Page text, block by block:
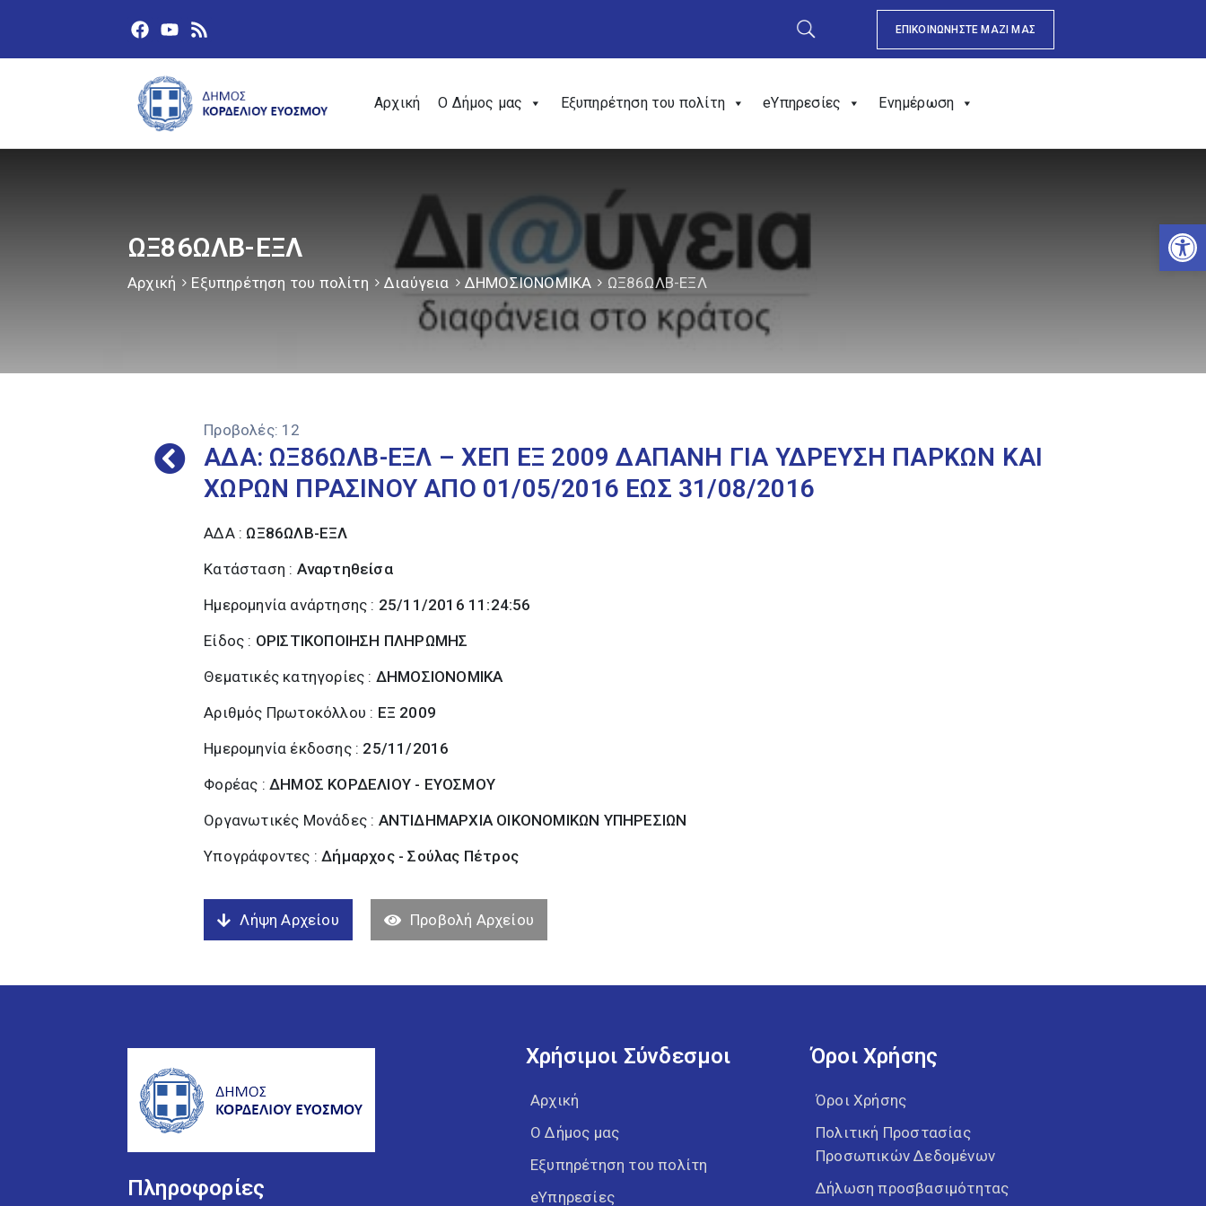
ΕΠΙΚΟΙΝΩΝΗΣΤΕ ΜΑΖΙ ΜΑΣ
Αρχική Ο Δήμος μας Εξυπηρέτηση του πολίτη eΥπηρεσίες Ενημέρωση
ΩΞ86ΩΛΒ-ΕΞΛ
Αρχική Εξυπηρέτηση του πολίτη Διαύγεια ΔΗΜΟΣΙΟΝΟΜΙΚΑ ΩΞ86ΩΛΒ-ΕΞΛ
Προβολές: 12
ΑΔΑ: ΩΞ86ΩΛΒ-ΕΞΛ – ΧΕΠ ΕΞ 2009 ΔΑΠΑΝΗ ΓΙΑ ΥΔΡΕΥΣΗ ΠΑΡΚΩΝ ΚΑΙ
ΧΩΡΩΝ ΠΡΑΣΙΝΟΥ ΑΠΟ 01/05/2016 ΕΩΣ 31/08/2016
ΑΔΑ : ΩΞ86ΩΛΒ-ΕΞΛ
Κατάσταση : Αναρτηθείσα
Ημερομηνία ανάρτησης : 25/11/2016 11:24:56
Είδος : ΟΡΙΣΤΙΚΟΠΟΙΗΣΗ ΠΛΗΡΩΜΗΣ
Θεματικές κατηγορίες : ΔΗΜΟΣΙΟΝΟΜΙΚΑ
Αριθμός Πρωτοκόλλου : ΕΞ 2009
Ημερομηνία έκδοσης : 25/11/2016
Φορέας :ΔΗΜΟΣ ΚΟΡΔΕΛΙΟΥ - ΕΥΟΣΜΟΥ
Οργανωτικές Μονάδες : ΑΝΤΙΔΗΜΑΡΧΙΑ ΟΙΚΟΝΟΜΙΚΩΝ ΥΠΗΡΕΣΙΩΝ
Υπογράφοντες :Δήμαρχος - Σούλας Πέτρος
Λήψη Αρχείου Προβολή Αρχείου
Πληροφορίες
Χρήσιμοι Σύνδεσμοι
Αρχική
Ο Δήμος μας
Εξυπηρέτηση του πολίτη
eΥπηρεσίες
Όροι Χρήσης
Όροι Χρήσης
Πολιτική Προστασίας
Προσωπικών Δεδομένων
Δήλωση προσβασιμότητας